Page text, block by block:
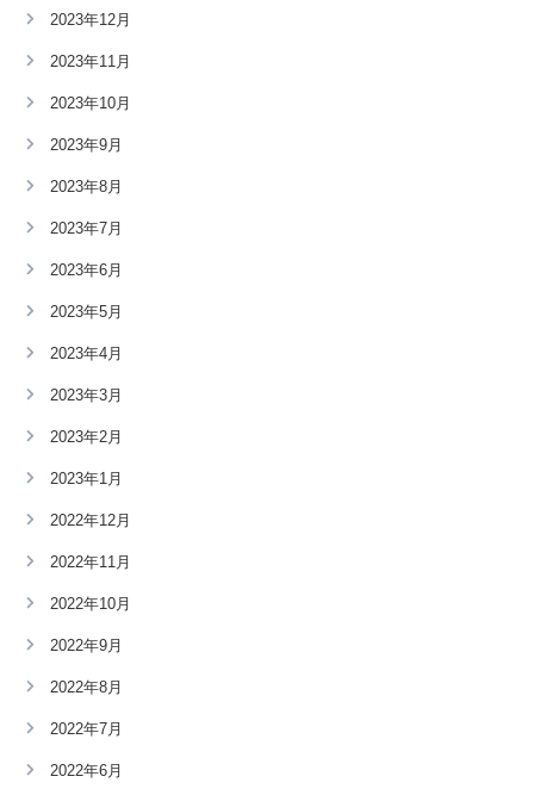
2023年12月
2023年11月
2023年10月
2023年9月
2023年8月
2023年7月
2023年6月
2023年5月
2023年4月
2023年3月
2023年2月
2023年1月
2022年12月
2022年11月
2022年10月
2022年9月
2022年8月
2022年7月
2022年6月